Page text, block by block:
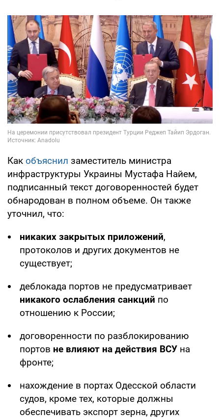
Как объяснил заместитель министра
инфраструктуры Украины Мустафа Найем,
подписанный текст договоренностей будет
обнародован в полном объеме. Он также
уточнил, что:
никаких закрытых приложений,
протоколов и других документов не
существует;
деблокада портов не предусматривает
никакого ослабления санкций по
отношению к России;
договоренности по разблокированию
портов не влияют на действия ВСУ на
фронте;
нахождение в портах Одесской области
судов, кроме тех, которые должны
обеспечивать экспорт зерна, других